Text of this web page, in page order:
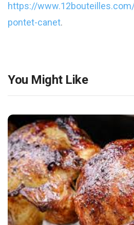
https://
pontet-canet.
You Might Like